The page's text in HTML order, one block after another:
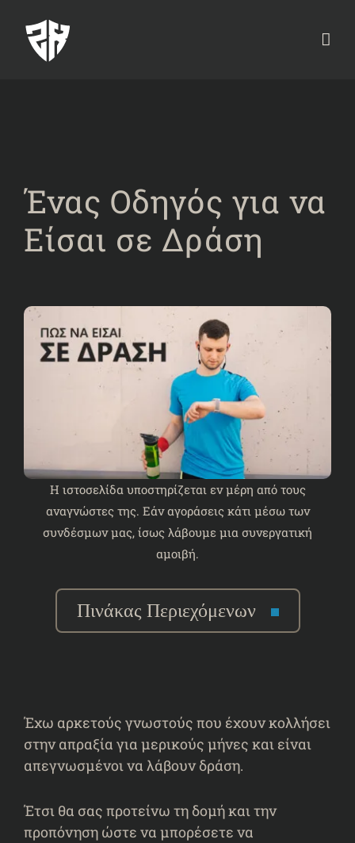
Ένας Οδηγός για να
Είσαι σε Δράση
Η ιστοσελίδα υποστηρίζεται εν μέρη από τους
αναγνώστες της. Εάν αγοράσεις κάτι μέσω των
συνδέσμων μας, ίσως λάβουμε μια συνεργατική
αμοιβή.
Πινάκας Περιεχόμενων
Έχω αρκετούς γνωστούς που έχουν κολλήσει
στην απραξία για μερικούς μήνες και είναι
απεγνωσμένοι να λάβουν δράση.
Έτσι θα σας προτείνω τη δομή και την
προπόνηση ώστε να μπορέσετε να